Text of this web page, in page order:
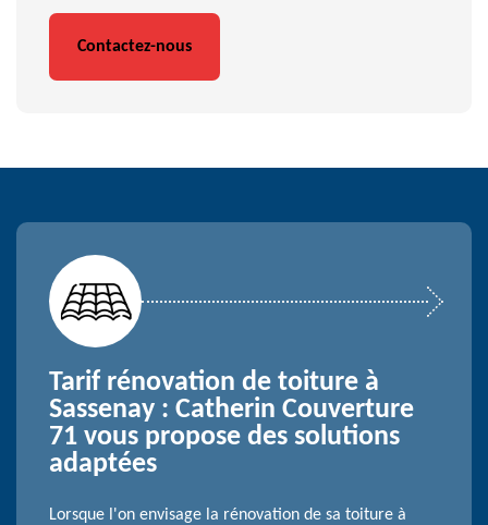
Contactez-nous
Tarif rénovation de toiture à
Sassenay : Catherin Couverture
71 vous propose des solutions
adaptées
Lorsque l'on envisage la rénovation de sa toiture à